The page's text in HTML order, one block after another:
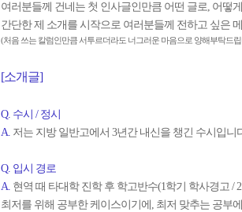
여러분들께 건네는 첫 인사글인만큼 어떤 글로, 어떻
간단한 제 소개를 시작으로 여러분들께 전하고 싶은
(처음 쓰는 칼럼인만큼 서투르더라도 너그러운 마음으로 양해부탁드립
[소개글]
Q. 수시 / 정시
A. 저는 지방 일반고에서 3년간 내신을 챙긴 수시입니
Q. 입시 경로
A. 현역 때 타대학 진학 후 학고반수(1학기 학사경고 /
최저를 위해 공부한 케이스이기에, 최저 맞추는 공부